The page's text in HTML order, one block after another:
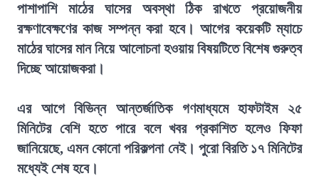
পাশাপাশি মাঠের ঘাসের অবস্থা ঠিক রাখতে প্রয়োজনীয়
রক্ষণাবেক্ষণের কাজ সম্পন্ন করা হবে। আগের কয়েকটি ম্যাচে
মাঠের ঘাসের মান নিয়ে আলোচনা হওয়ায় বিষয়টিতে বিশেষ গুরুত্ব
দিচ্ছে আয়োজকরা।
এর আগে বিভিন্ন আন্তর্জাতিক গণমাধ্যমে হাফটাইম ২৫
মিনিটের বেশি হতে পারে বলে খবর প্রকাশিত হলেও ফিফা
জানিয়েছে, এমন কোনো পরিকল্পনা নেই। পুরো বিরতি ১৭ মিনিটের
মধ্যেই শেষ হবে।